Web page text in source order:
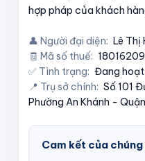
hợp pháp của khách
👤 Người đại diện: Lê Thị
🧾 Mã số thuế:
✅ Tình trạng: Đang
📍 Trụ sở chính: Số 101
Phường An Khánh -
Cam kết của